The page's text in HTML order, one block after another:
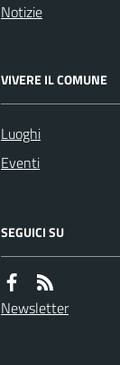
Notizie
VIVERE IL COMUNE
Luoghi
Eventi
SEGUICI SU
Newsletter